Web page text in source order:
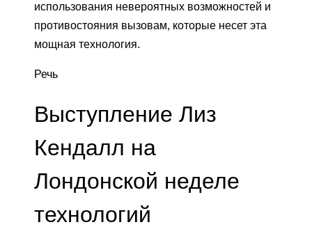
использования невероятных возможностей и
противостояния вызовам, которые несет эта
мощная технология.
Речь
Выступление Лиз
Кендалл на
Лондонской неделе
технологий